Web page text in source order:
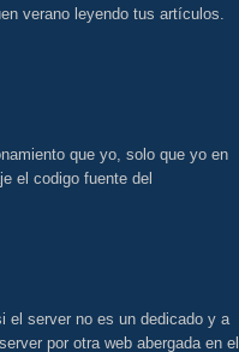
verano leyendo tus artículos.
que yo, solo que yo en
el codigo fuente del
el server no es un dedicado y a
por otra web abergada en el